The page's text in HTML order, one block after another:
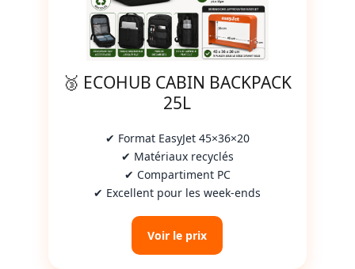
🥉 ECOHUB CABIN BACKPACK
25L
✔ Format EasyJet 45×36×20
✔ Matériaux recyclés
✔ Compartiment PC
✔ Excellent pour les week-ends
Voir le prix